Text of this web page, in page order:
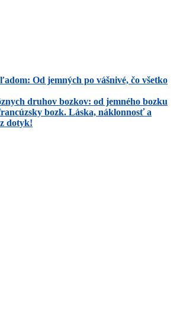
Od jemných po vášnivé, čo všetko
druhov bozkov: od jemného bozku
bozk. Láska, náklonnosť a
dotyk!